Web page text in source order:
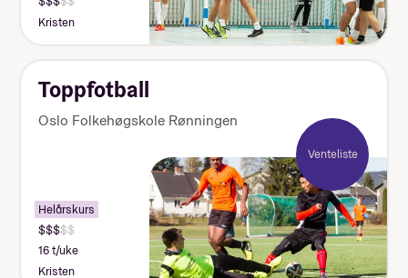
Kristen
Toppfotball
Oslo Folkehøgskole Rønningen
Venteliste
Helårskurs
16 t/uke
Kristen